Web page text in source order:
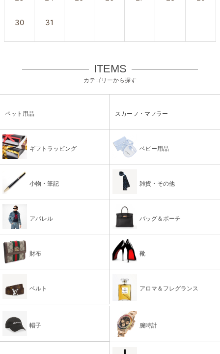
30 31
ITEMS
カテゴリーから探す
ペット用品 スカーフ・マフラー
ギフトラッピング ベビー用品
小物・筆記 雑貨・その他
アパレル バッグ＆ポーチ
財布 靴
ベルト アロマ＆フレグランス
帽子 腕時計